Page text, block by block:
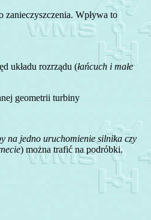
zanieczyszczenia. Wpływa to
układu rozrządu (łańcuch i małe
geometrii turbiny
na jedno uruchomienie silnika czy
) można trafić na podróbki.